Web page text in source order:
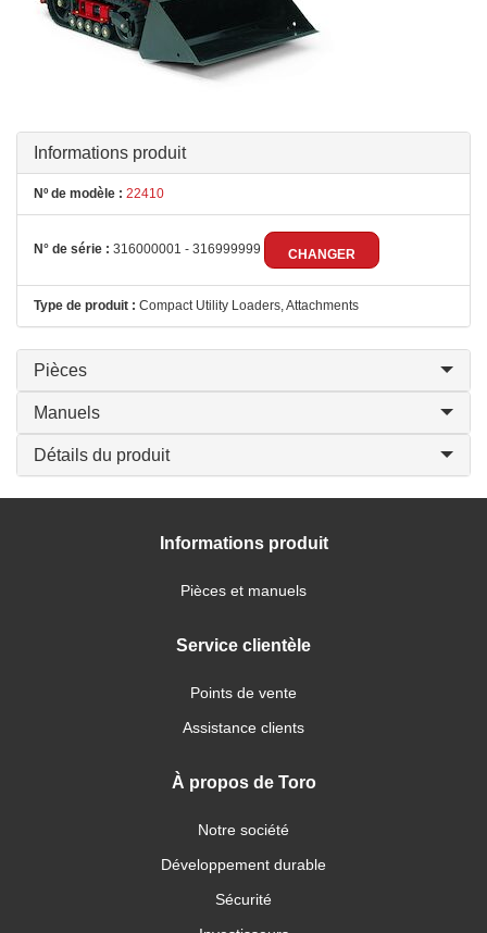
Informations produit
Nº de modèle : 22410
N° de série : 316000001 - 316999999 CHANGER
Type de produit : Compact Utility Loaders, Attachments
Pièces
Manuels
Détails du produit
Informations produit
Pièces et manuels
Service clientèle
Points de vente
Assistance clients
À propos de Toro
Notre société
Développement durable
Sécurité